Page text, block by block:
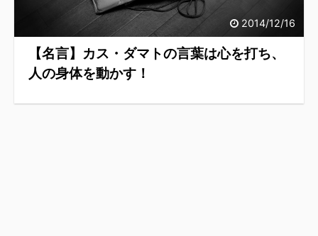
2014/12/16
【名言】カス・ダマトの言葉は心を打ち、
人の身体を動かす！